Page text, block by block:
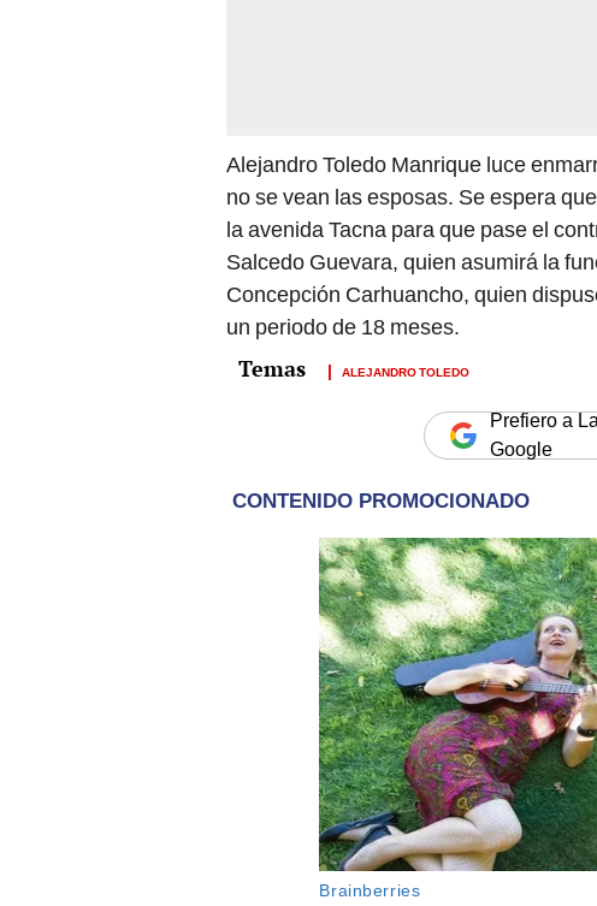
Alejandro Toledo Manrique luce
no se vean las esposas. Se espera
la avenida Tacna para que pase el
Salcedo Guevara, quien asumirá la
Concepción Carhuancho, quien
un periodo de 18 meses.
ALEJANDRO TOLEDO
Prefiero a
Google